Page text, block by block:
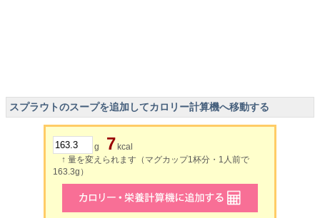
スプラウトのスープを追加してカロリー計算機へ移動する
g 7 kcal
↑ 量を変えられます（マグカップ1杯分・1人前で
163.3g）